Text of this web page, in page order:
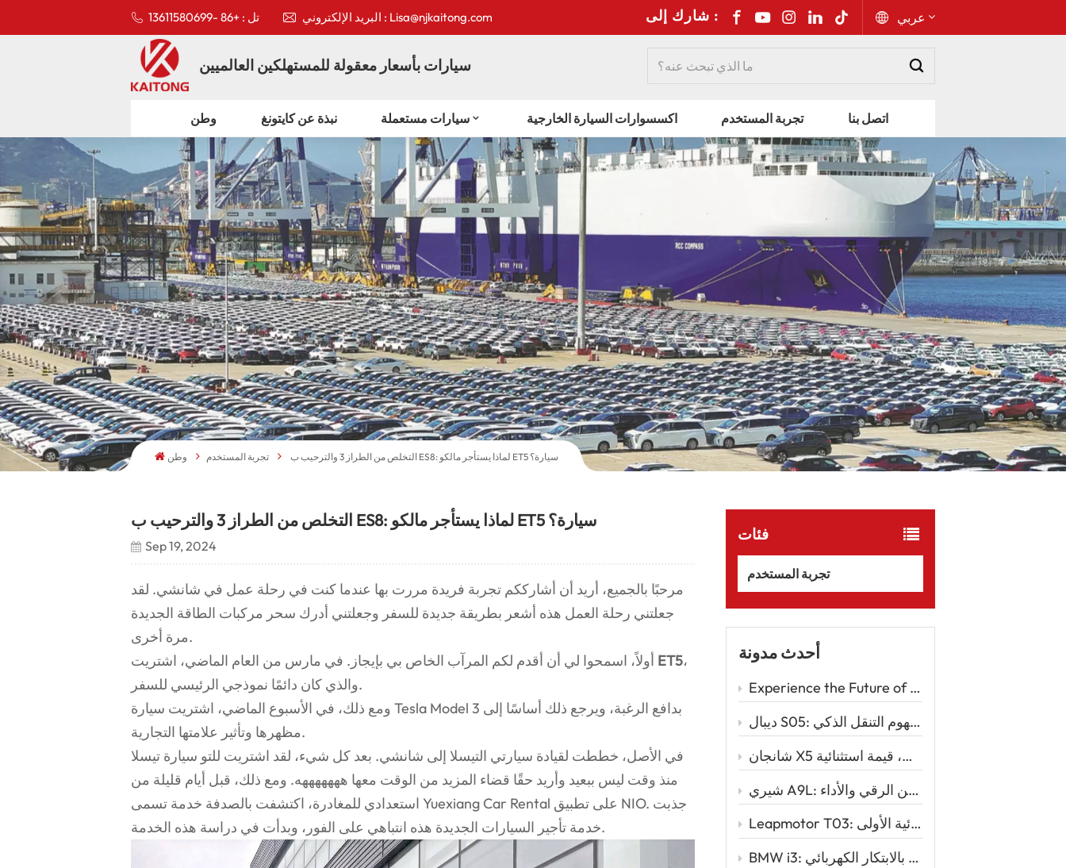
تل : +86 -13611580699 البريد الإلكتروني : Lisa@njkaitong.com شارك إلى : عربي
Русский
Español
Português
عربي
kiswahili
سيارات بأسعار معقولة للمستهلكين العالميين
وطن نبذة عن كايتونغ سيارات مستعملة اكسسوارات السيارة الخارجية تجربة المستخدم اتصل بنا
وطن تجربة المستخدم التخلص من الطراز 3 والترحيب ب ES8: لماذا يستأجر مالكو ET5 سيارة؟
فئات
تجربة المستخدم
أحدث مدونة
Experience the Future of Driving with the Zeekr 001 – A Luxury EV Redefining Performance and Comfort Car
ديبال S05: سيارة الدفع الرباعي الكهربائية الأنيقة التي تُعيد تعريف مفهوم التنقل الذكي
شانجان X5 بلس: تصميم رياضي، أداء قوي، قيمة استثنائية
شيري A9L: المزيج المثالي بين الرقي والأداء
Leapmotor T03: السيارة الكهربائية الذكية للقيادة الكهربائية الأولى
BMW i3: الأناقة الحضرية تلتقي بالابتكار الكهربائي
التخلص من الطراز 3 والترحيب ب ES8: لماذا يستأجر مالكو ET5 سيارة؟
Sep 19, 2024
مرحبًا بالجميع، أريد أن أشارككم تجربة فريدة مررت بها عندما كنت في رحلة عمل في شانشي. لقد
جعلتني رحلة العمل هذه أشعر بطريقة جديدة للسفر وجعلتني أدرك سحر مركبات الطاقة الجديدة
مرة أخرى.
ET5،
والذي كان دائمًا نموذجي الرئيسي للسفر.
ومع ذلك، في الأسبوع الماضي، اشتريت سيارة Tesla Model 3 بدافع الرغبة، ويرجع ذلك أساسًا إلى
مظهرها وتأثير علامتها التجارية.
في الأصل، خططت لقيادة سيارتي التيسلا إلى شانشي. بعد كل شيء، لقد اشتريت للتو سيارة تيسلا
منذ وقت ليس ببعيد وأريد حقًا قضاء المزيد من الوقت معها هههههههه. ومع ذلك، قبل أيام قليلة من
استعدادي للمغادرة، اكتشفت بالصدفة خدمة تسمى Yuexiang Car Rental على تطبيق NIO. جذبت
خدمة تأجير السيارات الجديدة هذه انتباهي على الفور، وبدأت في دراسة هذه الخدمة.